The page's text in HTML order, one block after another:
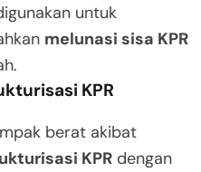
untuk
melunasi sisa KPR
KPR
berat akibat
KPR dengan